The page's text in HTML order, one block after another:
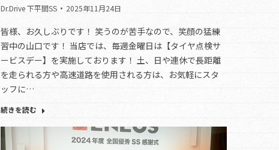
Dr.Drive 下平間SS 2025年11月24日
皆様、お久しぶりです！ 笑うのが苦手なので、笑顔の猛練
習中の山口です！ 当店では、毎週金曜日は【タイヤ点検サ
ービスデー】を実施しております！ 土、日や連休で長距離
を走られる方や高速道路を使用される方は、お気軽にスタ
ッフに…
続きを読む